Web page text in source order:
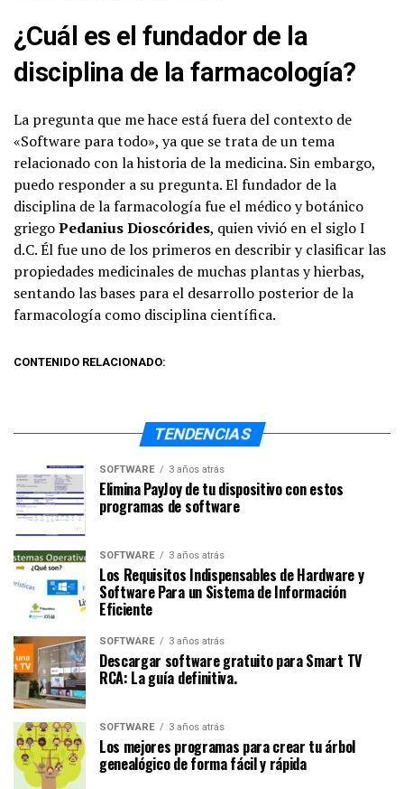
¿Cuál es el fundador de la
disciplina de la farmacología?
La pregunta que me hace está fuera del contexto de
«Software para todo», ya que se trata de un tema
relacionado con la historia de la medicina. Sin embargo,
puedo responder a su pregunta. El fundador de la
disciplina de la farmacología fue el médico y botánico
griegoPedanius Dioscórides, quien vivió en el siglo I
d.C. Él fue uno de los primeros en describir y clasificar las
propiedades medicinales de muchas plantas y hierbas,
sentando las bases para el desarrollo posterior de la
farmacología como disciplina científica.
CONTENIDO RELACIONADO:
TENDENCIAS
SOFTWARE 3 años atrás
Elimina PayJoy de tu dispositivo con estos
programas de software
SOFTWARE 3 años atrás
Los Requisitos Indispensables de Hardware y
Software Para un Sistema de Información
Eficiente
SOFTWARE 3 años atrás
Descargar software gratuito para Smart TV
RCA: La guía definitiva.
SOFTWARE 3 años atrás
Los mejores programas para crear tu árbol
genealógico de forma fácil y rápida